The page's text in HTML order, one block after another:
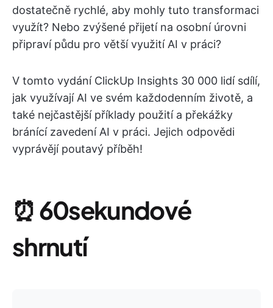
dostatečně rychlé, aby mohly tuto transformaci
využít? Nebo zvýšené přijetí na osobní úrovni
připraví půdu pro větší využití AI v práci?
V tomto vydání ClickUp Insights 30 000 lidí sdílí,
jak využívají AI ve svém každodenním životě, a
také nejčastější příklady použití a překážky
bránící zavedení AI v práci. Jejich odpovědi
vyprávějí poutavý příběh!
⏰60sekundové
shrnutí